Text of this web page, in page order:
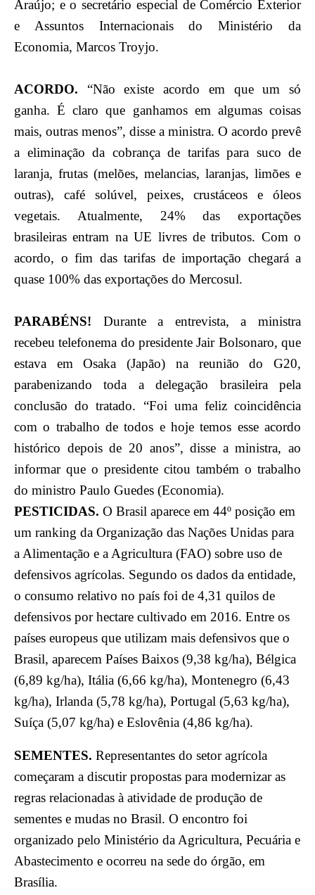
Araújo; e o secretário especial de Comércio Exterior
e Assuntos Internacionais do Ministério da
Economia, Marcos Troyjo.
ACORDO. “Não existe acordo em que um só
ganha. É claro que ganhamos em algumas coisas
mais, outras menos”, disse a ministra. O acordo prevê
a eliminação da cobrança de tarifas para suco de
laranja, frutas (melões, melancias, laranjas, limões e
outras), café solúvel, peixes, crustáceos e óleos
vegetais. Atualmente, 24% das exportações
brasileiras entram na UE livres de tributos. Com o
acordo, o fim das tarifas de importação chegará a
quase 100% das exportações do Mercosul.
PARABÉNS! Durante a entrevista, a ministra
recebeu telefonema do presidente Jair Bolsonaro, que
estava em Osaka (Japão) na reunião do G20,
parabenizando toda a delegação brasileira pela
conclusão do tratado. “Foi uma feliz coincidência
com o trabalho de todos e hoje temos esse acordo
histórico depois de 20 anos”, disse a ministra, ao
informar que o presidente citou também o trabalho
do ministro Paulo Guedes (Economia).
PESTICIDAS. O Brasil aparece em 44º posição em
um ranking da Organização das Nações Unidas para
a Alimentação e a Agricultura (FAO) sobre uso de
defensivos agrícolas. Segundo os dados da entidade,
o consumo relativo no país foi de 4,31 quilos de
defensivos por hectare cultivado em 2016. Entre os
países europeus que utilizam mais defensivos que o
Brasil, aparecem Países Baixos (9,38 kg/ha), Bélgica
(6,89 kg/ha), Itália (6,66 kg/ha), Montenegro (6,43
kg/ha), Irlanda (5,78 kg/ha), Portugal (5,63 kg/ha),
Suíça (5,07 kg/ha) e Eslovênia (4,86 kg/ha).
SEMENTES. Representantes do setor agrícola
começaram a discutir propostas para modernizar as
regras relacionadas à atividade de produção de
sementes e mudas no Brasil. O encontro foi
organizado pelo Ministério da Agricultura, Pecuária e
Abastecimento e ocorreu na sede do órgão, em
Brasília.